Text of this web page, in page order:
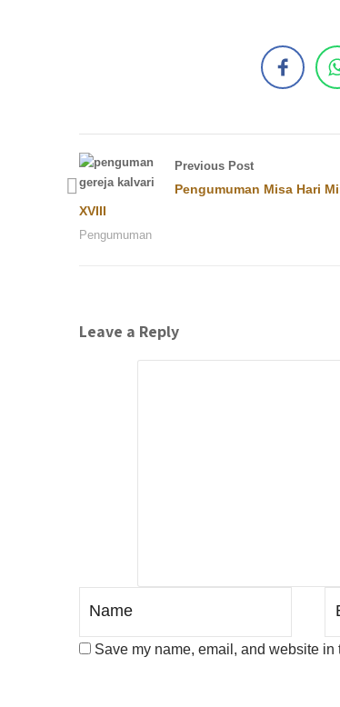
Previous Post
Pengumuman Misa Hari
XVIII
Pengumuman
Leave a Reply
Save my name, email, and website